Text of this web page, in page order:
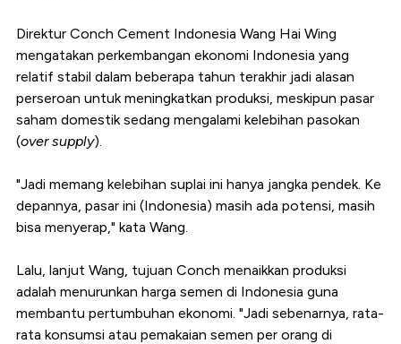
Direktur Conch Cement Indonesia Wang Hai Wing
mengatakan perkembangan ekonomi Indonesia yang
relatif stabil dalam beberapa tahun terakhir jadi alasan
perseroan untuk meningkatkan produksi, meskipun pasar
saham domestik sedang mengalami kelebihan pasokan
(over supply).
"Jadi memang kelebihan suplai ini hanya jangka pendek. Ke
depannya, pasar ini (Indonesia) masih ada potensi, masih
bisa menyerap," kata Wang.
Lalu, lanjut Wang, tujuan Conch menaikkan produksi
adalah menurunkan harga semen di Indonesia guna
membantu pertumbuhan ekonomi. "Jadi sebenarnya, rata-
rata konsumsi atau pemakaian semen per orang di